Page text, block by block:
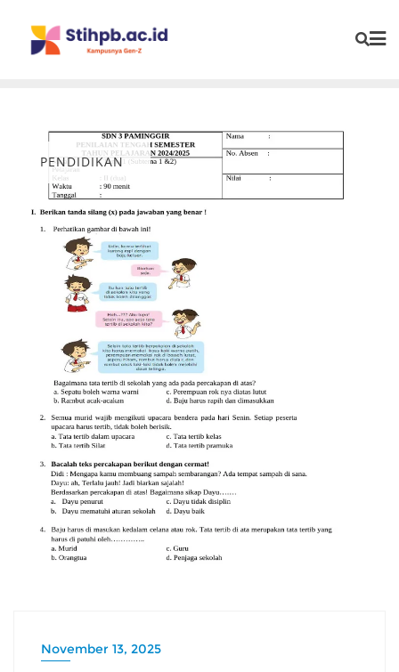
PENDIDIKAN
November 13, 2025